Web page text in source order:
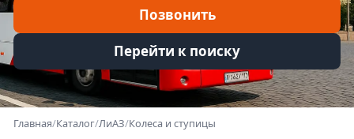
Позвонить
Перейти к поиску
Главная/Каталог/ЛиАЗ/Колеса и ступицы